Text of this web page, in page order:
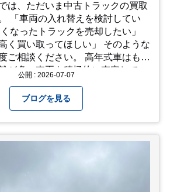
は、ただいま中古トラックの買取
い
なったトラックを売却したい」
い取ってほしい」 そのような
ください。 高年式車はもち
が多い車両も積極的に査定してい
豊富な販売ネットワークを活かし
能です。
公開 : 2026-07-07
ブログを見る